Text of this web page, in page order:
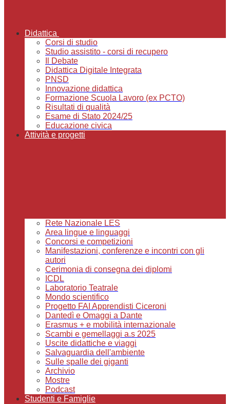
Didattica
Corsi di studio
Studio assistito - corsi di recupero
Il Debate
Didattica Digitale Integrata
PNSD
Innovazione didattica
Formazione Scuola Lavoro (ex PCTO)
Risultati di qualità
Esame di Stato 2024/25
Educazione civica
Attività e progetti
Rete Nazionale LES
Area lingue e linguaggi
Concorsi e competizioni
Manifestazioni, conferenze e incontri con gli
autori
Cerimonia di consegna dei diplomi
ICDL
Laboratorio Teatrale
Mondo scientifico
Progetto FAI Apprendisti Ciceroni
Dantedì e Omaggi a Dante
Erasmus + e mobilità internazionale
Scambi e gemellaggi a.s 2025
Uscite didattiche e viaggi
Salvaguardia dell'ambiente
Sulle spalle dei giganti
Archivio
Mostre
Podcast
Studenti e Famiglie